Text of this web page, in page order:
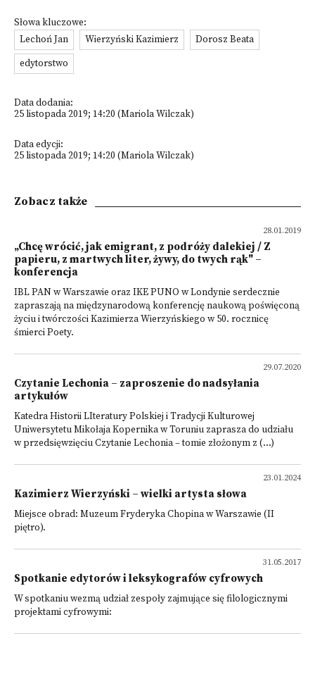
Słowa kluczowe:
Lechoń Jan
Wierzyński Kazimierz
Dorosz Beata
edytorstwo
Data dodania:
25 listopada 2019; 14:20 (Mariola Wilczak)
Data edycji:
25 listopada 2019; 14:20 (Mariola Wilczak)
Zobacz także
28.01.2019
„Chcę wrócić, jak emigrant, z podróży dalekiej / Z
papieru, z martwych liter, żywy, do twych rąk" –
konferencja
IBL PAN w Warszawie oraz IKE PUNO w Londynie serdecznie
zapraszają na międzynarodową konferencję naukową poświęconą
życiu i twórczości Kazimierza Wierzyńskiego w 50. rocznicę
śmierci Poety.
29.07.2020
Czytanie Lechonia – zaproszenie do nadsyłania
artykułów
Katedra Historii LIteratury Polskiej i Tradycji Kulturowej
Uniwersytetu Mikołaja Kopernika w Toruniu zaprasza do udziału
w przedsięwzięciu Czytanie Lechonia – tomie złożonym z (...)
23.01.2024
Kazimierz Wierzyński – wielki artysta słowa
Miejsce obrad: Muzeum Fryderyka Chopina w Warszawie (II
piętro).
31.05.2017
Spotkanie edytorów i leksykografów cyfrowych
W spotkaniu wezmą udział zespoły zajmujące się filologicznymi
projektami cyfrowymi: